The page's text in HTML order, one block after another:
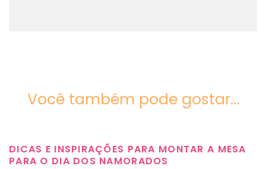
Você também pode gostar...
DICAS E INSPIRAÇÕES PARA MONTAR A MESA
PARA O DIA DOS NAMORADOS